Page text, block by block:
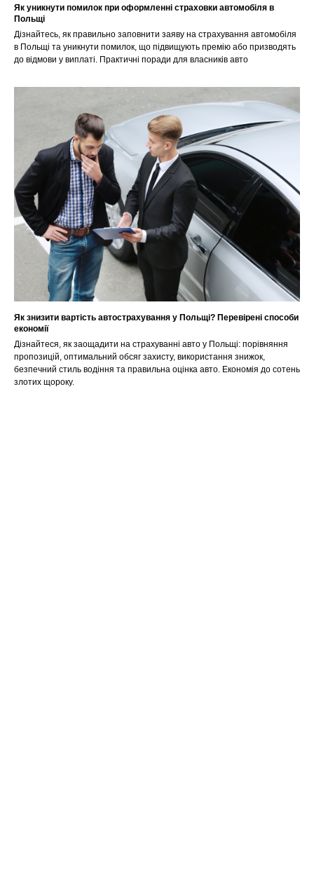
Як уникнути помилок при оформленні страховки автомобіля в
Польщі
Дізнайтесь, як правильно заповнити заяву на страхування автомобіля
в Польщі та уникнути помилок, що підвищують премію або призводять
до відмови у виплаті. Практичні поради для власників авто
Як знизити вартість автострахування у Польщі? Перевірені способи
економії
Дізнайтеся, як заощадити на страхуванні авто у Польщі: порівняння
пропозицій, оптимальний обсяг захисту, використання знижок,
безпечний стиль водіння та правильна оцінка авто. Економія до сотень
злотих щороку.